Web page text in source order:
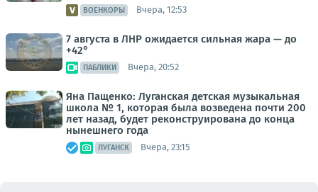
ВОЕНКОРЫ Вчера, 12:53
7 августа в ЛНР ожидается сильная жара — до
+42°
ПАБЛИКИ Вчера, 20:52
Яна Пащенко: Луганская детская музыкальная
школа № 1, которая была возведена почти 200
лет назад, будет реконструирована до конца
нынешнего года
ЛУГАНСК Вчера, 23:15